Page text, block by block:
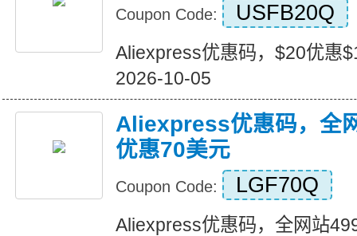
Coupon Code: USFB20Q
Aliexpress优惠码，$20优惠
2026-10-05
Aliexpress优惠码，全
优惠70美元
Coupon Code: LGF70Q
Aliexpress优惠码，全网站